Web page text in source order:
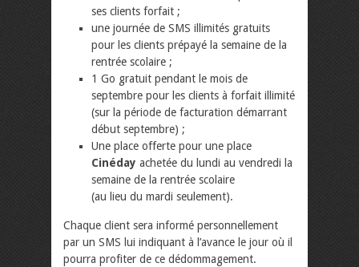
ses clients forfait ;
une journée de SMS illimités gratuits
pour les clients prépayé la semaine de la
rentrée scolaire ;
1 Go gratuit pendant le mois de
septembre pour les clients à forfait illimité
(sur la période de facturation démarrant
début septembre) ;
Une place offerte pour une place
Cinéday achetée du lundi au vendredi la
semaine de la rentrée scolaire
(au lieu du mardi seulement).
Chaque client sera informé personnellement
par un SMS lui indiquant à l’avance le jour où il
pourra profiter de ce dédommagement.